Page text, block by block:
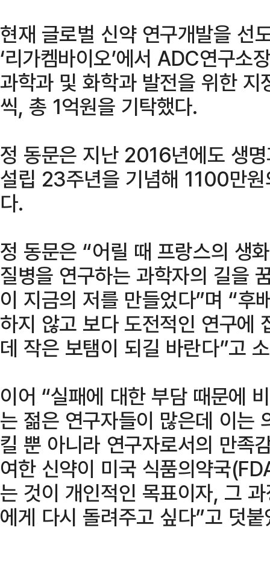
현재 글로벌 신약 연구개발을 선
‘리가켐바이오’에서 ADC연구소
과학과 및 화학과 발전을 위한
씩, 총 1억원을 기탁했다.
정 동문은 지난 2016년에도 생
설립 23주년을 기념해 1100만
다.
정 동문은 “어릴 때 프랑스의 생
질병을 연구하는 과학자의 길을
이 지금의 저를 만들었다”며 “후
하지 않고 보다 도전적인 연구에
데 작은 보탬이 되길 바란다”고
이어 “실패에 대한 부담 때문에
는 젊은 연구자들이 많은데 이는
킬 뿐 아니라 연구자로서의 만족
여한 신약이 미국 식품의약국
는 것이 개인적인 목표이자, 그
에게 다시 돌려주고 싶다”고 덧